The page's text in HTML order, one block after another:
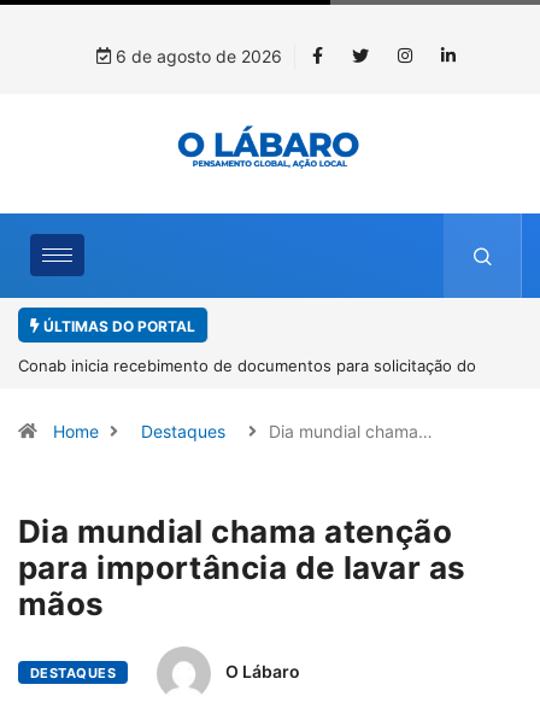
6 de agosto de 2026
ÚLTIMAS DO PORTAL
Conab inicia recebimento de documentos para solicitação do
Home Destaques Dia mundial chama…
Dia mundial chama atenção
para importância de lavar as
mãos
DESTAQUES O Lábaro